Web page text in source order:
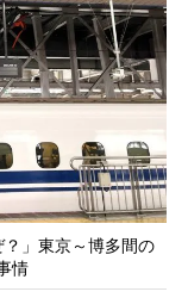
？」東京～博多間の
情